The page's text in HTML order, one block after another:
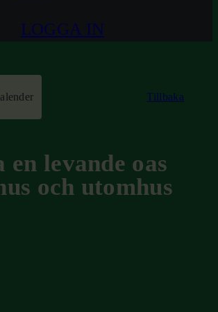
LOGGA IN
Tillbaka
en levande oas
och utomhus